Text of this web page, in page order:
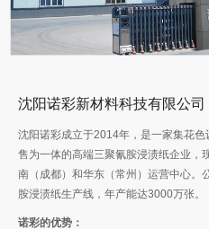
沈阳诺彩新材料科技有限公司
沈阳诺彩成立于2014年，是一家集花
售为一体的高端三聚氰胺浸渍纸企业，
南（成都）和华东（常州）运营中心。
胺浸渍纸生产线，年产能达3000万张。
诺彩的优势：